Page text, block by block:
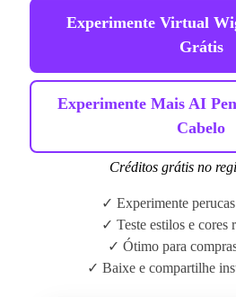
Experimente Virtual
Grátis
Experimente Mais AI
Cabelo
Créditos grátis no
✓ Experimente
✓ Teste estilos e cores
✓ Ótimo para
✓ Baixe e compartilhe